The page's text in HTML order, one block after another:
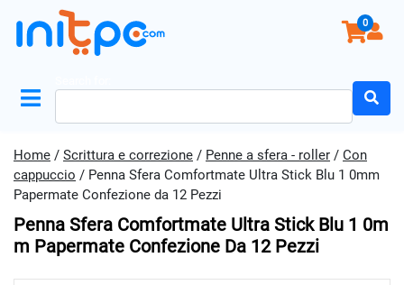
0
Home / Scrittura e correzione / Penne a sfera - roller / Con
cappuccio / Penna Sfera Comfortmate Ultra Stick Blu 1 0mm
Papermate Confezione da 12 Pezzi
Penna Sfera Comfortmate Ultra Stick Blu 1 0m
M Papermate Confezione Da 12 Pezzi